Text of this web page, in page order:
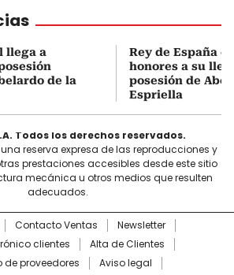
llega a
de la
Rey de España
honores a su
posesión de
Espriella
Todos los derechos reservados.
una reserva expresa de las reproducciones y
prestaciones accesibles desde este sitio
mecánica u otros medios que resulten
adecuados.
Contacto Ventas
Newsletter
clientes
Alta de Clientes
de proveedores
Aviso legal